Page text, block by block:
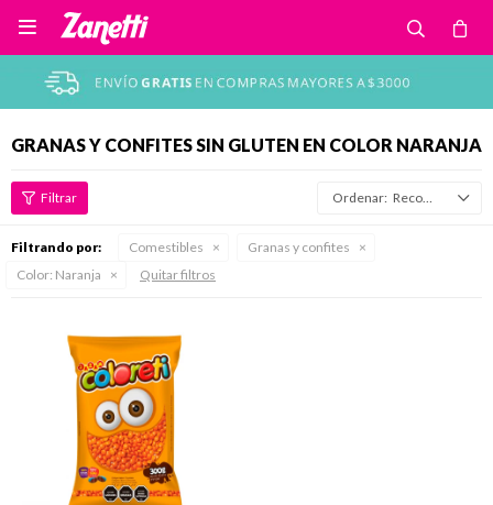

GRANAS Y CONFITES SIN GLUTEN EN COLOR NARANJA
Recomendados
Filtrando por: Comestibles
Granas y confites
Color: Naranja Quitar filtros